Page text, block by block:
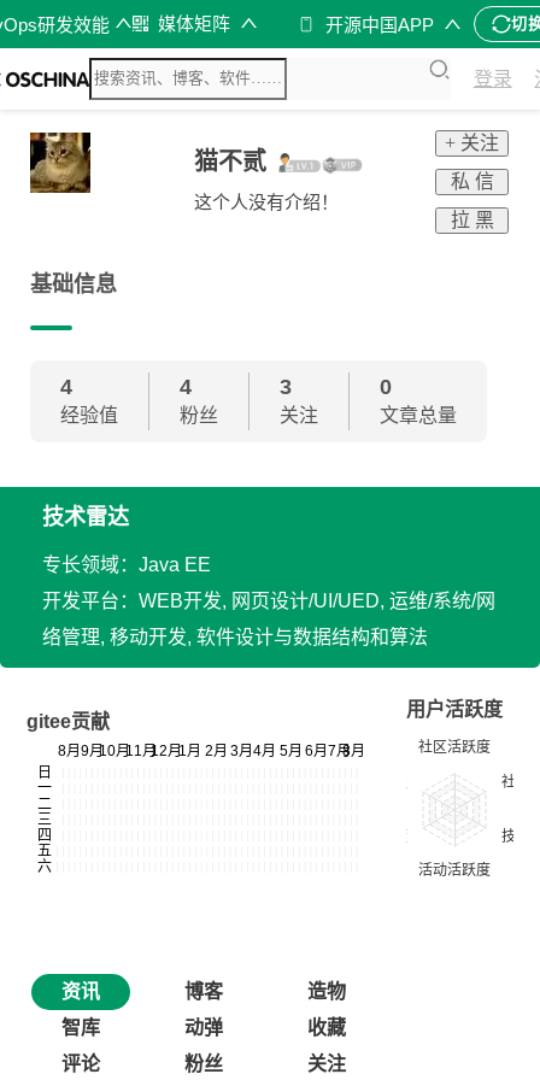
研发效能 媒体矩阵 开源中国APP 切
登录
猫不贰
这个人没有介绍！
+ 关注
私 信
拉 黑
基础信息
4
经验值
4
粉丝
3
关注
0
文章总量
技术雷达
专长领域：Java EE
开发平台：WEB开发, 网页设计/UI/UED, 运维/系统/网
络管理, 移动开发, 软件设计与数据结构和算法
gitee贡献
用户活跃度
资讯 博客
造物
智库
动弹
收藏
评论
粉丝 关注